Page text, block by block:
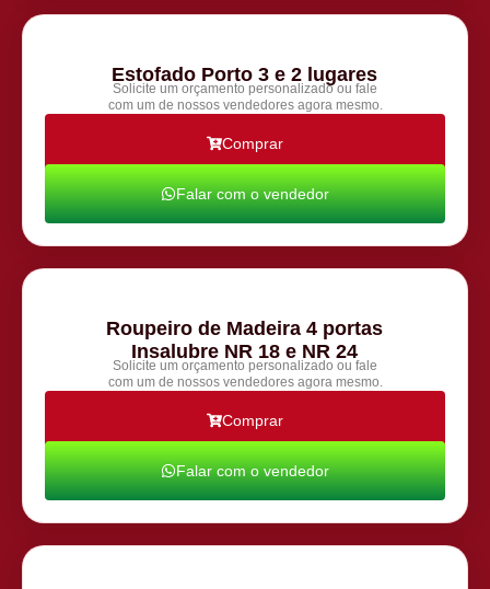
Estofado Porto 3 e 2 lugares
Solicite um orçamento personalizado ou fale
com um de nossos vendedores agora mesmo.
Comprar
Falar com o vendedor
Roupeiro de Madeira 4 portas
Insalubre NR 18 e NR 24
Solicite um orçamento personalizado ou fale
com um de nossos vendedores agora mesmo.
Comprar
Falar com o vendedor